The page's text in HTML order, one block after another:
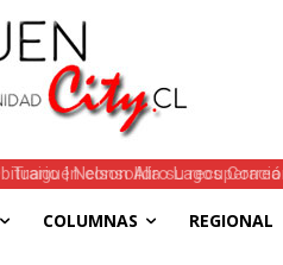
Traiguén consolida su
COLUMNAS REGIONAL